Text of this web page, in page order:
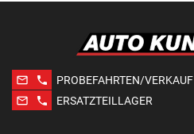
mail_outline phone PROBEFAHRTEN/VERKAUF
mail_outline
phone ERSATZTEILLAGER